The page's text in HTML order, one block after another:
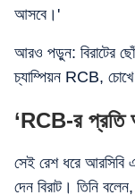
আসবে।'
আরও পড়ুন: বিরাটের
চ্যাম্পিয়ন RCB,
‘RCB-র প্রতি
সেই রেশ ধরে আরসিবি
দেন বিরাট। তিনি